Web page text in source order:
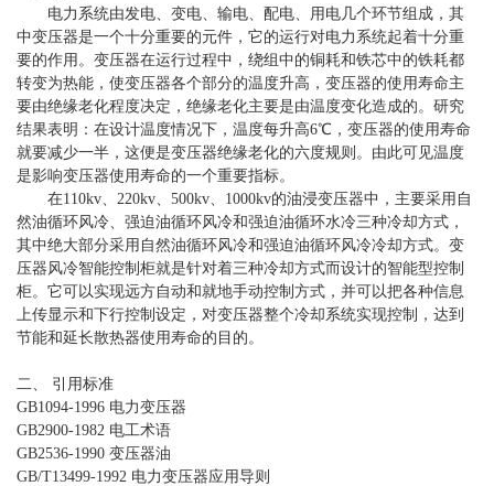
电力系统由发电、变电、输电、配电、用电几个环节组成，其
中变压器是一个十分重要的元件，它的运行对电力系统起着十分重
要的作用。变压器在运行过程中，绕组中的铜耗和铁芯中的铁耗都
转变为热能，使变压器各个部分的温度升高，变压器的使用寿命主
要由绝缘老化程度决定，绝缘老化主要是由温度变化造成的。研究
结果表明：在设计温度情况下，温度每升高6℃，变压器的使用寿命
就要减少一半，这便是变压器绝缘老化的六度规则。由此可见温度
是影响变压器使用寿命的一个重要指标。
在110kv、220kv、500kv、1000kv的油浸变压器中，主要采用自
然油循环风冷、强迫油循环风冷和强迫油循环水冷三种冷却方式，
其中绝大部分采用自然油循环风冷和强迫油循环风冷冷却方式。变
压器风冷智能控制柜就是针对着三种冷却方式而设计的智能型控制
柜。它可以实现远方自动和就地手动控制方式，并可以把各种信息
上传显示和下行控制设定，对变压器整个冷却系统实现控制，达到
节能和延长散热器使用寿命的目的。
二、 引用标准
GB1094-1996 电力变压器
GB2900-1982 电工术语
GB2536-1990 变压器油
GB/T13499-1992 电力变压器应用导则